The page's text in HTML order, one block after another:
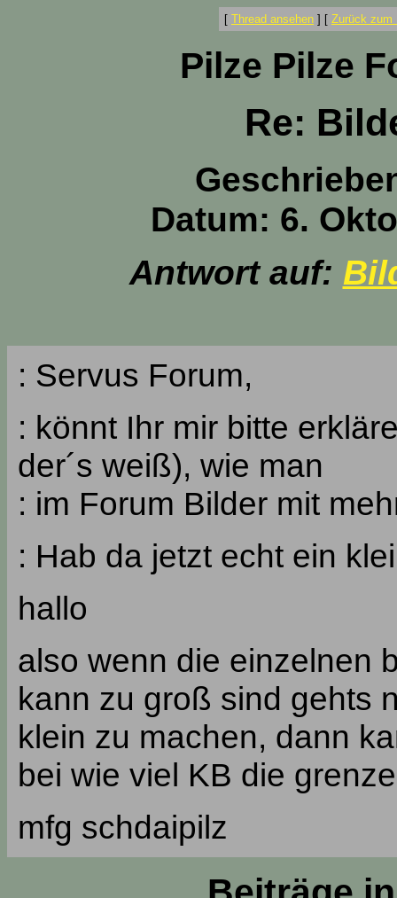
[ Thread ansehen ] [ Zurück zum
Pilze Pilze
Re:
Datum: 6.
Antwort auf:
: Servus Forum,
: könnt Ihr mir bitte
der´s weiß), wie man
: im Forum Bilder mit
: Hab da jetzt echt ein
hallo
also wenn die einzelnen
kann zu groß sind gehts
klein zu machen, dann
bei wie viel KB die
mfg schdaipilz